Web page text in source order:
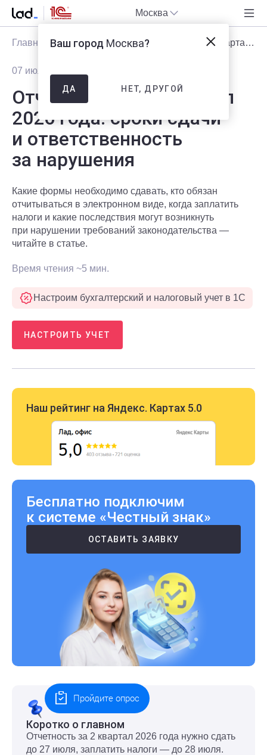
Москва
Главная Блог Статьи Отчетность за 2 квартал 2026 года: сроки сдачи и ответственность за нарушения
07 июля 2026
Отчетность за 2 квартал
2026 года: сроки сдачи
и ответственность
за нарушения
Какие формы необходимо сдавать, кто обязан
отчитываться в электронном виде, когда заплатить
налоги и какие последствия могут возникнуть
при нарушении требований законодательства —
читайте в статье.
Время чтения ~5 мин.
Настроим бухгалтерский и налоговый учет в 1С
НАСТРОИТЬ УЧЕТ
Наш рейтинг на Яндекс. Картах 5.0
Бесплатно подключим
к системе «Честный знак»
ОСТАВИТЬ ЗАЯВКУ
Коротко о главном
Отчетность за 2 квартал 2026 года нужно сдать
до 27 июля, заплатить налоги — до 28 июля.
Ваш город Москва?
ДА НЕТ, ДРУГОЙ
Пройдите опрос